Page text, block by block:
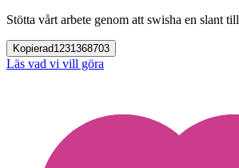
Stötta vårt arbete genom att swisha en slant till
Kopierad1231368703
Läs vad vi vill göra